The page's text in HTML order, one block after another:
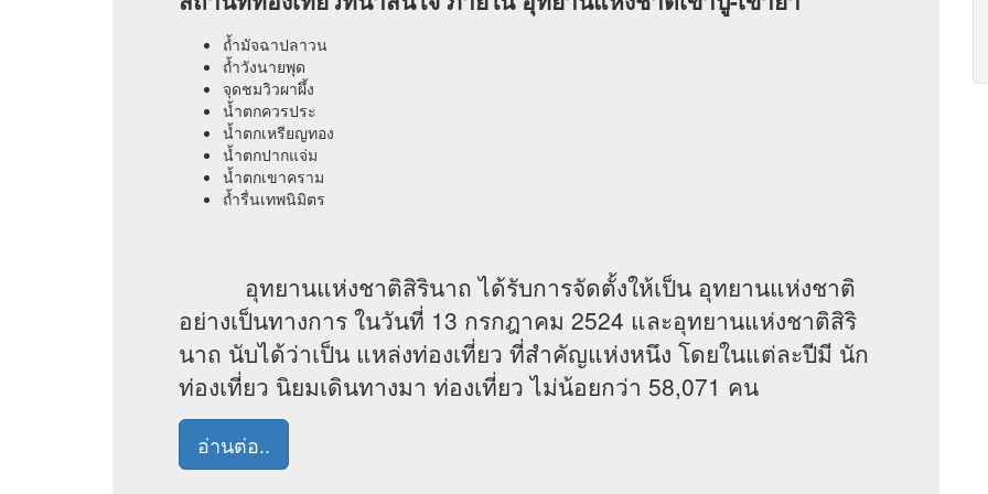
ถ้ำมัจฉาปลาวน
ถ้ำวังนายพุด
จุดชมวิวผาผึ้ง
น้ำตกควรประ
น้ำตกเหรียญทอง
น้ำตกปากแจ่ม
น้ำตกเขาคราม
ถ้ำรื่นเทพนิมิตร
อุทยานแห่งชาติสิรินาถ ได้รับการจัดตั้งให้เป็น อุทยานแห่งชาติ
อย่างเป็นทางการ ในวันที่ 13 กรกฎาคม 2524 และอุทยานแห่งชาติสิริ
นาถ นับได้ว่าเป็น แหล่งท่องเที่ยว ที่สำคัญแห่งหนึง โดยในแต่ละปีมี นัก
ท่องเที่ยว นิยมเดินทางมา ท่องเที่ยว ไม่น้อยกว่า 58,071 คน
อ่านต่อ..